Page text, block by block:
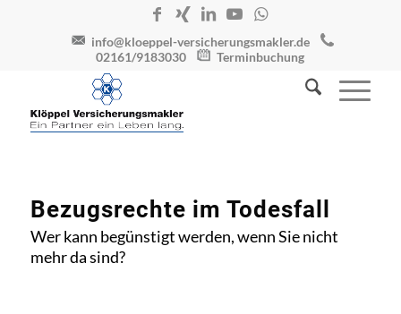
info@kloeppel-versicherungsmakler.de
02161/9183030
Terminbuchung
Bezugsrechte im Todesfall
Wer kann begünstigt werden, wenn Sie nicht
mehr da sind?